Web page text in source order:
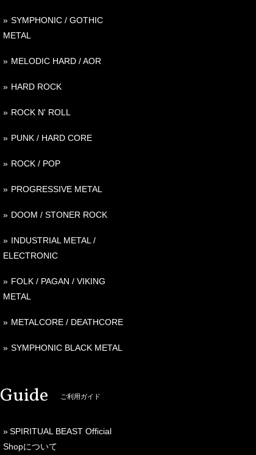
SYMPHONIC / GOTHIC
METAL
MELODIC HARD / AOR
HARD ROCK
ROCK N' ROLL
PUNK / HARD CORE
ROCK / POP
PROGRESSIVE METAL
DOOM / STONER ROCK
INDUSTRIAL METAL /
ELECTRONIC
FOLK / PAGAN / VIKING
METAL
METALCORE / DEATHCORE
SYMPHONIC BLACK METAL
Guide ご利用ガイド
SPIRITUAL BEAST Official
Shopについて